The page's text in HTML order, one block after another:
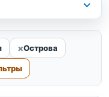
Острова